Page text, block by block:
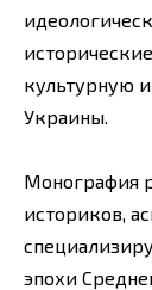
культурную
Украины.
Монография
историков,
эпохи